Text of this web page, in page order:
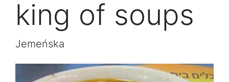
king of soups
Jemeńska